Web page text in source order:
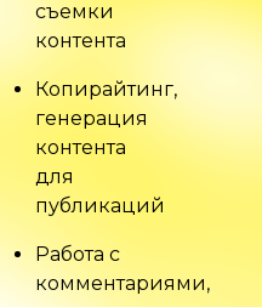
съемки
контента
Копирайтинг,
генерация
контента
для
публикаций
Работа с
комментариями,